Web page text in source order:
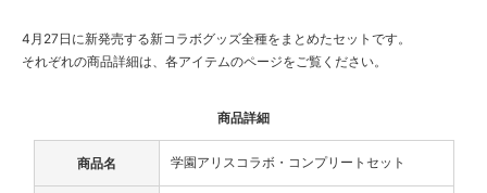
4月27日に新発売する新コラボグッズ全種をまとめたセットです。
それぞれの商品詳細は、各アイテムのページをご覧ください。
商品詳細
商品名 学園アリスコラボ・コンプリートセット